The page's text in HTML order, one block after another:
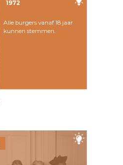
1972
Alle burgers vanaf 18 jaar
kunnen stemmen.